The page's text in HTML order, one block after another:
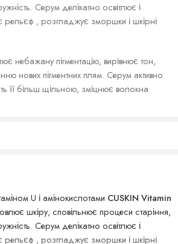
Серум делікатно освітлює і
рельєф , розгладжує зморшки і шкірні
небажану пігментацію, вирівнює тон,
нових пігментних плям. Серум активно
її більш щільною, зміцнює волокна
U і амінокислотами CUSKIN Vitamin
шкіру, сповільнює процеси старіння,
Серум делікатно освітлює і
рельєф , розгладжує зморшки і шкірні